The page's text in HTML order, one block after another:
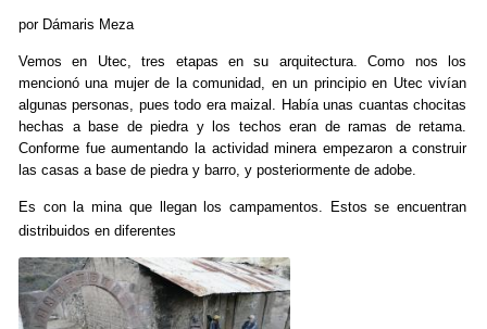
o
k
por Dámaris Meza
Vemos en Utec, tres etapas en su arquitectura. Como nos los
mencionó una mujer de la comunidad, en un principio en Utec vivían
algunas personas, pues todo era maizal. Había unas cuantas chocitas
hechas a base de piedra y los techos eran de ramas de retama.
Conforme fue aumentando la actividad minera empezaron a construir
las casas a base de piedra y barro, y posteriormente de adobe.
Es con la mina que llegan los campamentos. Estos se encuentran
distribuidos en diferentes